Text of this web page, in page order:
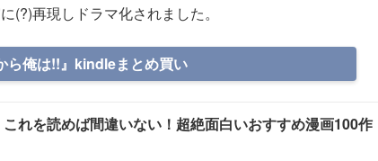
(?)再現しドラマ化されました。
ら俺は!!』kindleまとめ買い
これを読めば間違いない！超絶面白いおすすめ漫画100作